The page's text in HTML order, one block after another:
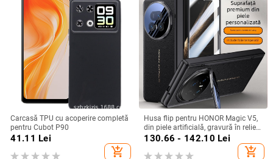
Carcasă TPU cu acoperire completă
pentru Cubot P90
41.11 Lei
add_shopping_cart
Husa flip pentru HONOR Magic V5,
din piele artificială, gravură în relief,
stil Ins, anti-cadere
130.66 - 142.10 Lei
add_shopping_cart